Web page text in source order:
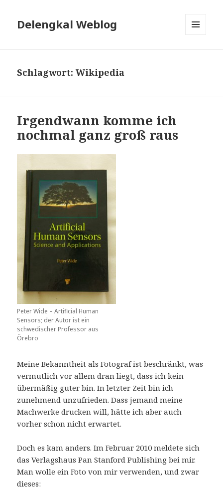
Delengkal Weblog
Schlagwort:Wikipedia
Irgendwann komme ich
nochmal ganz groß raus
Peter Wide – Artificial Human
Sensors; der Autor ist ein
schwedischer Professor aus
Örebro
Meine Bekanntheit als Fotograf ist beschränkt, was
vermutlich vor allem dran liegt, dass ich kein
übermäßig guter bin. In letzter Zeit bin ich
zunehmend unzufrieden. Dass jemand meine
Machwerke drucken will, hätte ich aber auch
vorher schon nicht erwartet.
Doch es kam anders. Im Februar 2010 meldete sich
das Verlagshaus Pan Stanford Publishing bei mir.
Man wolle ein Foto von mir verwenden, und zwar
dieses: